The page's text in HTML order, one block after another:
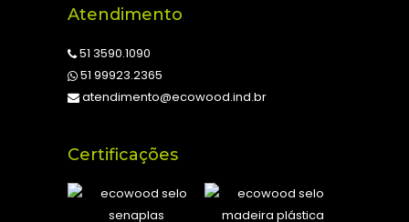
Atendimento
51 3590.1090
51 99923.2365
atendimento@ecowood.ind.br
Certificações